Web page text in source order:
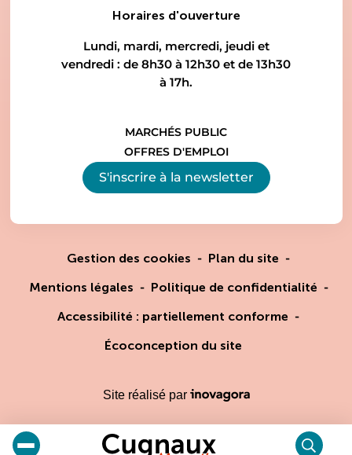
Horaires d'ouverture
Lundi, mardi, mercredi, jeudi et
vendredi : de 8h30 à 12h30 et de 13h30
à 17h.
MARCHÉS PUBLIC
OFFRES D'EMPLOI
S'inscrire à la newsletter
Gestion des cookies
Plan du site
Mentions légales
Politique de confidentialité
Accessibilité : partiellement conforme
Écoconception du site
Site réalisé par Inovagora (ouverture dans